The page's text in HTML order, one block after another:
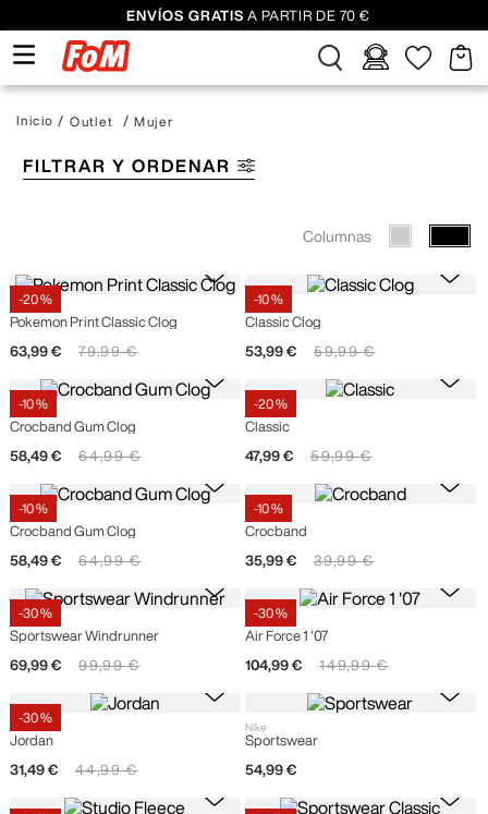
ENVÍOS GRATIS A PARTIR DE 70 €
Outlet Mujer
FILTRAR Y ORDENAR
Columnas
-20 %
Crocs
Pokemon Print Classic Clog
63,99 € 79,99 €
-10 %
Crocs
Classic Clog
53,99 € 59,99 €
-10 %
Crocs
Crocband Gum Clog
58,49 € 64,99 €
-20 %
Crocs
Classic
47,99 € 59,99 €
-10 %
Crocs
Crocband Gum Clog
58,49 € 64,99 €
-10 %
Crocs
Crocband
35,99 € 39,99 €
-30 %
Nike
Sportswear Windrunner
69,99 € 99,99 €
-30 %
Nike
Air Force 1 '07
104,99 € 149,99 €
-30 %
Nike
Jordan
31,49 € 44,99 €
Nike
Sportswear
54,99 €